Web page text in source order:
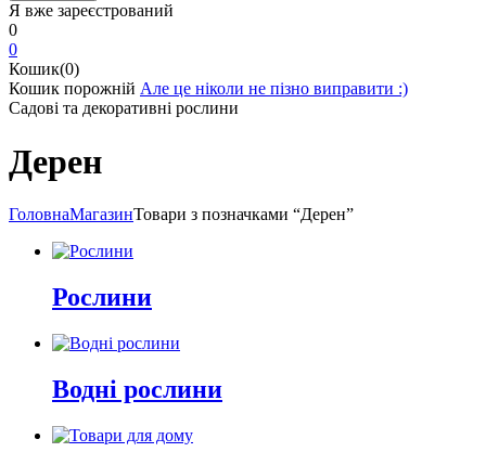
Я вже зареєстрований
0
0
Кошик(0)
Кошик порожній Але це ніколи не пізно виправити :)
Садові та декоративні рослини
Дерен
ГоловнаМагазинТовари з позначками “Дерен”
Рослини
Водні рослини